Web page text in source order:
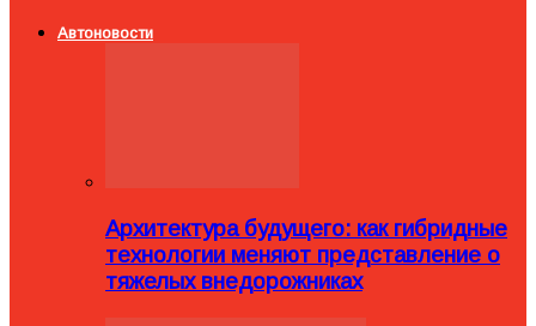
Автоновости
Архитектура будущего: как гибридные
технологии меняют представление о
тяжелых внедорожниках